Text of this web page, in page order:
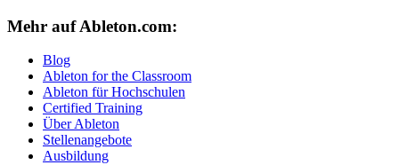
Mehr auf Ableton.com:
Blog
Ableton for the Classroom
Ableton für Hochschulen
Certified Training
Über Ableton
Stellenangebote
Ausbildung